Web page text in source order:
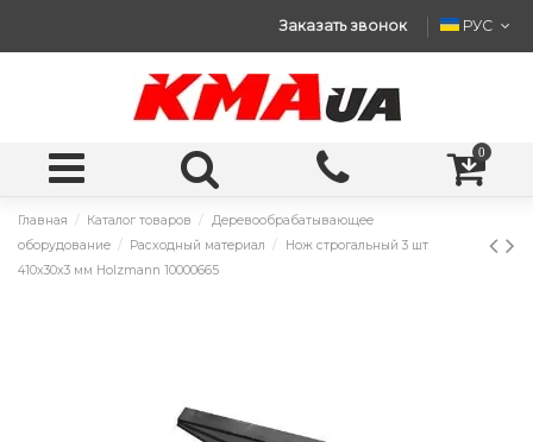
Заказать звонок РУС
0
Главная Каталог товаров
Деревообрабатывающее
оборудование
Расходный материал
Нож строгальный 3 шт
410x30x3 мм Holzmann 10000665